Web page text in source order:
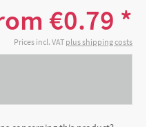
€2.48 *
€0.79 *
Prices incl. VAT plus shipping costs